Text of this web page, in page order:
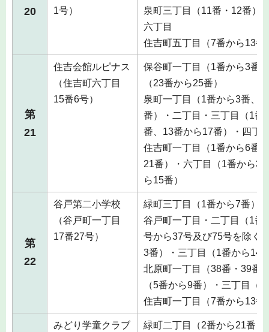
20
1号）
泉町三丁目（11番・12番）
六丁目
住吉町五丁目（7番から13番
第
21
住吉会館ルピナス
（住吉町六丁目
15番6号）
保谷町一丁目（1番から3番
（23番から25番）
泉町一丁目（1番から3番、9
番）・二丁目・三丁目（1番
番、13番から17番）・四丁
住吉町一丁目（1番から6番
21番）・六丁目（1番から3
ら15番）
第
22
谷戸第二小学校
（谷戸町一丁目
17番27号）
緑町三丁目（1番から7番）
谷戸町一丁目・二丁目（1番
号から37号及び75号を除く
3番）・三丁目（1番から14
北原町一丁目（38番・39番
（5番から9番）・三丁目（6
住吉町一丁目（7番から13番
みどり学童クラブ
緑町二丁目（2番から21番）